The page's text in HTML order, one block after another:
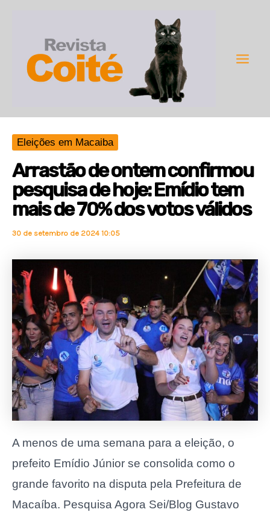
conteúdo
Eleições em Macaiba
Arrastão de ontem confirmou
pesquisa de hoje: Emídio tem
mais de 70% dos votos válidos
30 de setembro de 2024 10:05
A menos de uma semana para a eleição, o
prefeito Emídio Júnior se consolida como o
grande favorito na disputa pela Prefeitura de
Macaíba. Pesquisa Agora Sei/Blog Gustavo